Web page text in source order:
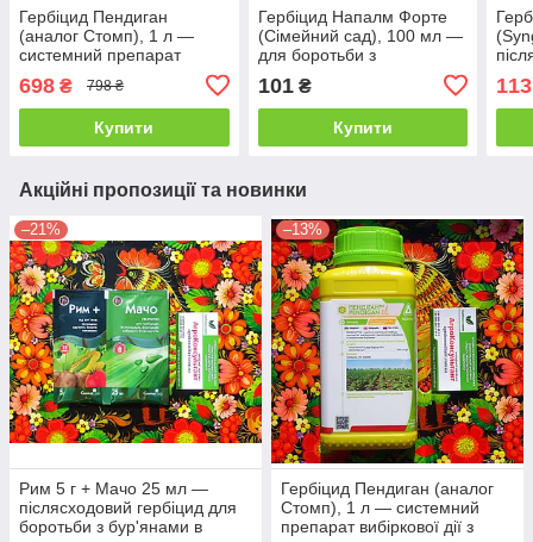
Гербіцид Пендиган
(аналог Стомп), 1 л —
системний препарат
спектром
698 ₴ 798 ₴
Купити
Гербіцид Напалм Форте
(Сімейний сад), 100 мл —
для боротьби з
багаторічними бур'янами
101₴
Купити
з
Акційні пропозиції та новинки
–21%
Рим 5 г + Мачо 25 мл —
післясходовий гербіцид для
боротьби з бур'янами в
–13%
Гербіцид Пендиган (аналог
Стомп), 1 л — системний
препарат вибіркової дії з